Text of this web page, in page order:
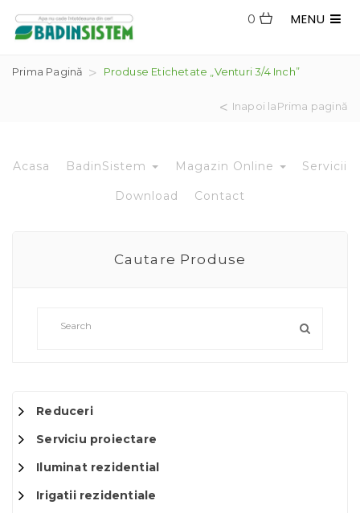
MENU
0
Prima Pagină Produse Etichetate „venturi 3/4 Inch”
Inapoi laPrima pagină
Acasa BadinSistem Magazin Online Servicii
Download Contact
Cautare Produse
Reduceri
Serviciu proiectare
Iluminat rezidential
Irigatii rezidentiale